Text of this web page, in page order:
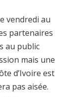
vendredi au
partenaires
au public
mais une
d’Ivoire est
pas aisée.